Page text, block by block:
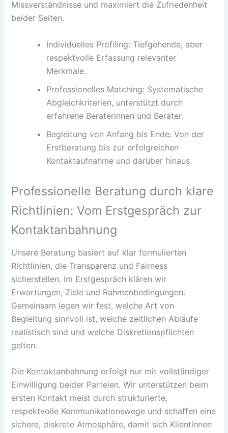
Missverständnisse und maximiert die Zufriedenheit
beider Seiten.
Individuelles Profiling: Tiefgehende, aber
respektvolle Erfassung relevanter
Merkmale.
Professionelles Matching: Systematische
Abgleichkriterien, unterstützt durch
erfahrene Beraterinnen und Berater.
Begleitung von Anfang bis Ende: Von der
Erstberatung bis zur erfolgreichen
Kontaktaufnahme und darüber hinaus.
Professionelle Beratung durch klare
Richtlinien: Vom Erstgespräch zur
Kontaktanbahnung
Unsere Beratung basiert auf klar formulierten
Richtlinien, die Transparenz und Fairness
sicherstellen. Im Erstgespräch klären wir
Erwartungen, Ziele und Rahmenbedingungen.
Gemeinsam legen wir fest, welche Art von
Begleitung sinnvoll ist, welche zeitlichen Abläufe
realistisch sind und welche Diskretionspflichten
gelten.
Die Kontaktanbahnung erfolgt nur mit vollständiger
Einwilligung beider Parteien. Wir unterstützen beim
ersten Kontakt meist durch strukturierte,
respektvolle Kommunikationswege und schaffen eine
sichere, diskrete Atmosphäre, damit sich Klientinnen